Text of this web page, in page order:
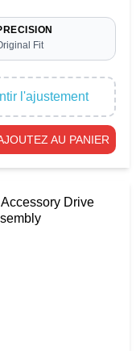
Fit
l'ajustement
AU PANIER
Drive